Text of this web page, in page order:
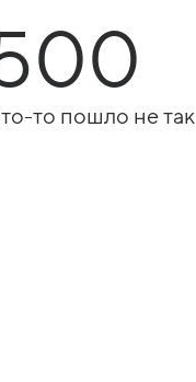
то пошло не так